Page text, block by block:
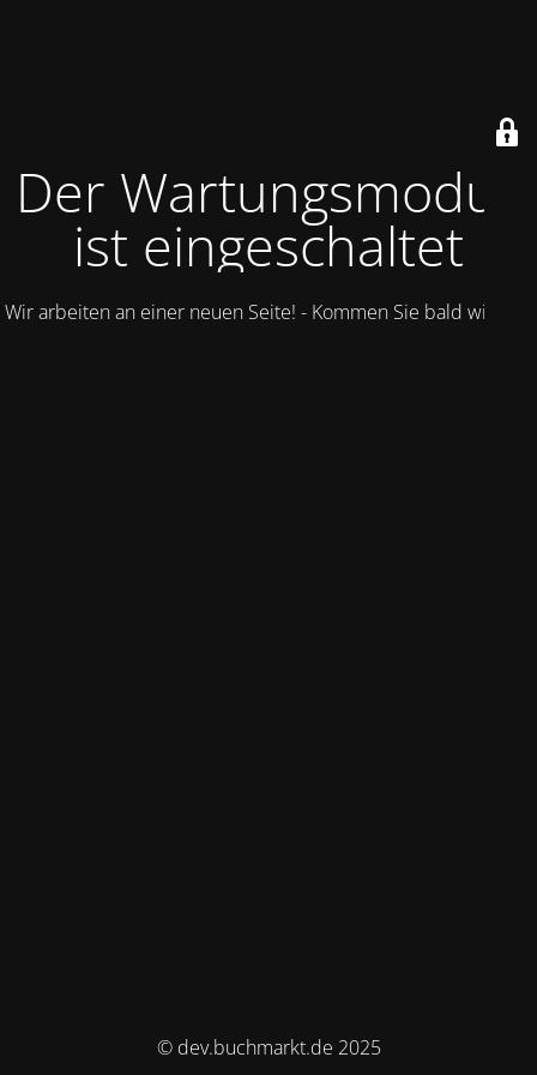
Der Wartungsmodus
ist eingeschaltet
Wir arbeiten an einer neuen Seite! - Kommen Sie bald wieder.
© dev.buchmarkt.de 2025